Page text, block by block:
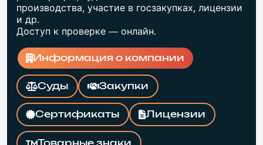
производства, участие в госзакупках, лицензии
и др.
Доступ к проверке — онлайн.
Информация о компании
Суды Закупки
Сертификаты Лицензии
Товарные знаки